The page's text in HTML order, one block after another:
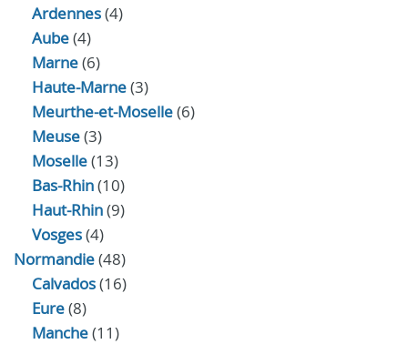
Ardennes(4)
Aube(4)
Marne(6)
Haute-Marne(3)
Meurthe-et-Moselle(6)
Meuse(3)
Moselle(13)
Bas-Rhin(10)
Haut-Rhin(9)
Vosges(4)
Normandie(48)
Calvados(16)
Eure(8)
Manche(11)